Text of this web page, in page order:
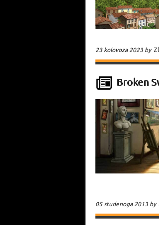
23 kolovoza 2023 by
Broken
05 studenoga 2013 by